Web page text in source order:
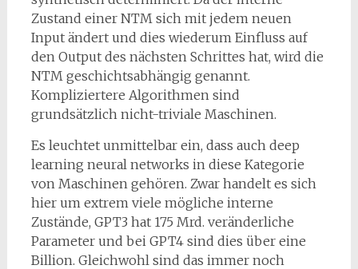
Zustand einer NTM sich mit jedem neuen
Input ändert und dies wiederum Einfluss auf
den Output des nächsten Schrittes hat, wird die
NTM geschichtsabhängig genannt.
Kompliziertere Algorithmen sind
grundsätzlich nicht-triviale Maschinen.
Es leuchtet unmittelbar ein, dass auch deep
learning neural networks in diese Kategorie
von Maschinen gehören. Zwar handelt es sich
hier um extrem viele mögliche interne
Zustände, GPT3 hat 175 Mrd. veränderliche
Parameter und bei GPT4 sind dies über eine
Billion. Gleichwohl sind das immer noch